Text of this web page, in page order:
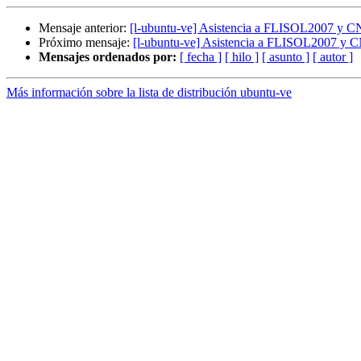
Mensaje anterior: [l-ubuntu-ve] Asistencia a FLISOL2007 y
Próximo mensaje: [l-ubuntu-ve] Asistencia a FLISOL2007 y
Mensajes ordenados por: [ fecha ] [ hilo ] [ asunto ] [ autor ]
Más información sobre la lista de distribución ubuntu-ve